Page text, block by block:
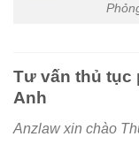
Tư vấn thủ tục
Anh
Anzlaw xin chào